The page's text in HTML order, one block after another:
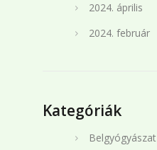
2024. április
2024. február
Kategóriák
Belgyógyászat